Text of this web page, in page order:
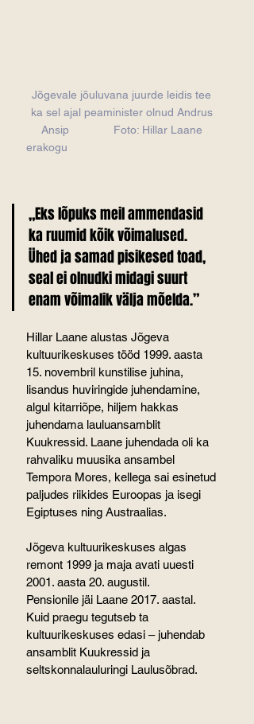
Jõgevale jõuluvana juurde leidis tee
ka sel ajal peaminister olnud Andrus
Ansip              Foto: Hillar Laane
erakogu
„Eks lõpuks meil ammendasid
ka ruumid kõik võimalused.
Ühed ja samad pisikesed toad,
seal ei olnudki midagi suurt
enam võimalik välja mõelda.”
Hillar Laane alustas Jõgeva
kultuurikeskuses tööd 1999. aasta
15. novembril kunstilise juhina,
lisandus huviringide juhendamine,
algul kitarriõpe, hiljem hakkas
juhendama lauluansamblit
Kuukressid. Laane juhendada oli ka
rahvaliku muusika ansambel
Tempora Mores, kellega sai esinetud
paljudes riikides Euroopas ja isegi
Egiptuses ning Austraalias.
Jõgeva kultuurikeskuses algas
remont 1999 ja maja avati uuesti
2001. aasta 20. augustil.
Pensionile jäi Laane 2017. aastal.
Kuid praegu tegutseb ta
kultuurikeskuses edasi – juhendab
ansamblit Kuukressid ja
seltskonnalauluringi Laulusõbrad.